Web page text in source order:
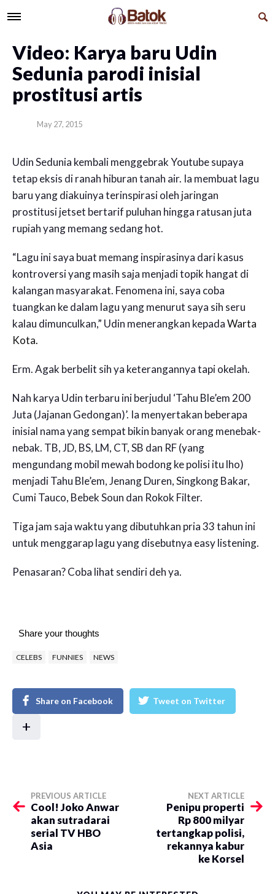
Video: Karya baru Udin
Sedunia parodi inisial
prostitusi artis
May 27, 2015
Udin Sedunia kembali menggebrak Youtube supaya
tetap eksis di ranah hiburan tanah air. Ia membuat lagu
baru yang diakuinya terinspirasi oleh jaringan
prostitusi jetset bertarif puluhan hingga ratusan juta
rupiah yang memang sedang hot.
“Lagu ini saya buat memang inspirasinya dari kasus
kontroversi yang masih saja menjadi topik hangat di
kalangan masyarakat. Fenomena ini, saya coba
tuangkan ke dalam lagu yang menurut saya sih seru
kalau dimunculkan,” Udin menerangkan kepadaWarta
Kota.
Erm. Agak berbelit sih ya keterangannya tapi okelah.
Nah karya Udin terbaru ini berjudul ‘Tahu Ble’em 200
Juta (Jajanan Gedongan)’. Ia menyertakan beberapa
inisial nama yang sempat bikin banyak orang menebak-
nebak. TB, JD, BS, LM, CT, SB dan RF (yang
mengundang mobil mewah bodong ke polisi itu lho)
menjadi Tahu Ble’em, Jenang Duren, Singkong Bakar,
Cumi Tauco, Bebek Soun dan Rokok Filter.
Tiga jam saja waktu yang dibutuhkan pria 33 tahun ini
untuk menggarap lagu yang disebutnya easy listening.
Penasaran? Coba lihat sendiri deh ya.
Share your thoughts
CELEBS FUNNIES NEWS
Share on Facebook Tweet on Twitter
+
PREVIOUS ARTICLE
​Cool! Joko Anwar
akan sutradarai
serial TV HBO
Asia
NEXT ARTICLE
​Penipu properti
Rp 800 milyar
tertangkap polisi,
rekannya kabur
ke Korsel